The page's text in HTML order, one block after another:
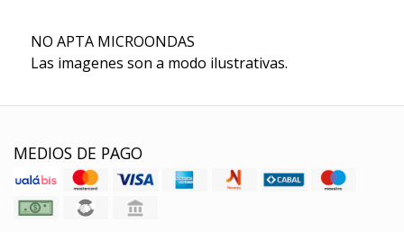
NO APTA MICROONDAS
Las imagenes son a modo ilustrativas.
MEDIOS DE PAGO